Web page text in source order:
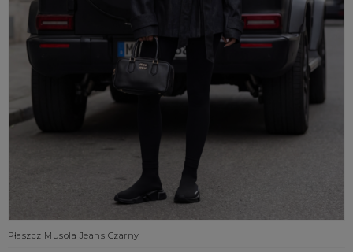
Płaszcz Musola Jeans Czarny